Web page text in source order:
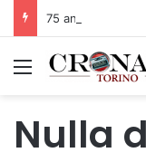
Menu
Nulla